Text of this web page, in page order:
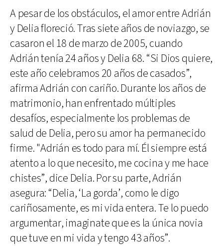
A pesar de los obstáculos, el amor entre Adrián
y Delia floreció. Tras siete años de noviazgo, se
casaron el 18 de marzo de 2005, cuando
Adrián tenía 24 años y Delia 68. “Si Dios quiere,
este año celebramos 20 años de casados”,
afirma Adrián con cariño. Durante los años de
matrimonio, han enfrentado múltiples
desafíos, especialmente los problemas de
salud de Delia, pero su amor ha permanecido
firme. "Adrián es todo para mí. Él siempre está
atento a lo que necesito, me cocina y me hace
chistes”, dice Delia. Por su parte, Adrián
asegura: “Delia, ‘La gorda’, como le digo
cariñosamente, es mi vida entera. Te lo puedo
argumentar, imaginate que es la única novia
que tuve en mi vida y tengo 43 años”.